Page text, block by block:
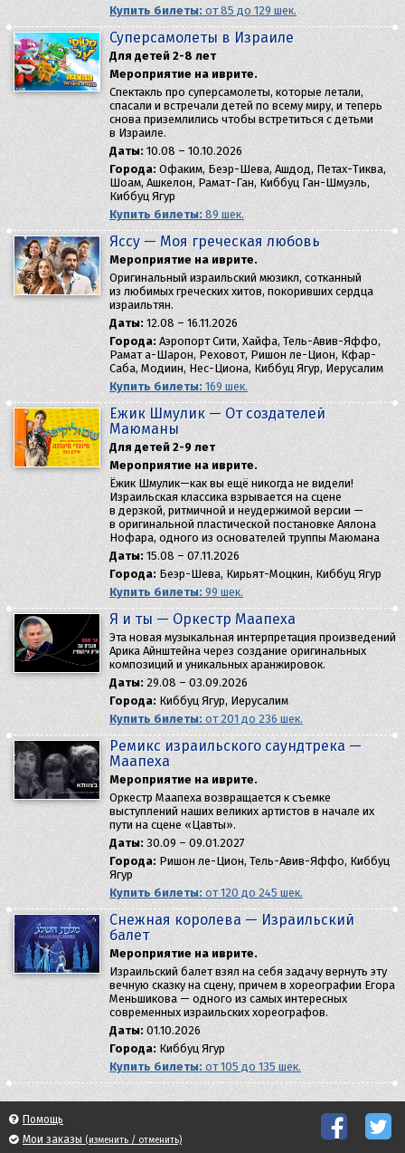
Купить билеты: от 85 до 129 шек.
Суперсамолеты в Израиле
Для детей 2-8 лет
Мероприятие на иврите.
Спектакль про суперсамолеты, которые летали,
спасали и встречали детей по всему миру, и теперь
снова приземлились чтобы встретиться с детьми
в Израиле.
Даты: 10.08 – 10.10.2026
Города: Офаким, Беэр-Шева, Ашдод, Петах-Тиква,
Шоам, Ашкелон, Рамат-Ган, Киббуц Ган-Шмуэль,
Киббуц Ягур
Купить билеты: 89 шек.
Яссу — Моя греческая любовь
Мероприятие на иврите.
Оригинальный израильский мюзикл, сотканный
из любимых греческих хитов, покоривших сердца
израильтян.
Даты: 12.08 – 16.11.2026
Города: Аэропорт Сити, Хайфа, Тель-Авив-Яффо,
Рамат а-Шарон, Реховот, Ришон ле-Цион, Кфар-
Саба, Модиин, Нес-Циона, Киббуц Ягур, Иерусалим
Купить билеты: 169 шек.
Ёжик Шмулик — От создателей
Маюманы
Для детей 2-9 лет
Мероприятие на иврите.
Ёжик Шмулик—как вы ещё никогда не видели!
Израильская классика взрывается на сцене
в дерзкой, ритмичной и неудержимой версии —
в оригинальной пластической постановке Аялона
Нофара, одного из основателей труппы Маюмана
Даты: 15.08 – 07.11.2026
Города: Беэр-Шева, Кирьят-Моцкин, Киббуц Ягур
Купить билеты: 99 шек.
Я и ты — Оркестр Маапеха
Эта новая музыкальная интерпретация произведений
Арика Айнштейна через создание оригинальных
композиций и уникальных аранжировок.
Даты: 29.08 – 03.09.2026
Города: Киббуц Ягур, Иерусалим
Купить билеты: от 201 до 236 шек.
Ремикс израильского саундтрека —
Маапеха
Мероприятие на иврите.
Оркестр Маапеха возвращается к съемке
выступлений наших великих артистов в начале их
пути на сцене «Цавты».
Даты: 30.09 – 09.01.2027
Города: Ришон ле-Цион, Тель-Авив-Яффо, Киббуц
Ягур
Купить билеты: от 120 до 245 шек.
Снежная королева — Израильский
балет
Мероприятие на иврите.
Израильский балет взял на себя задачу вернуть эту
вечную сказку на сцену, причем в хореографии Егора
Меньшикова — одного из самых интересных
современных израильских хореографов.
Даты: 01.10.2026
Города: Киббуц Ягур
Купить билеты: от 105 до 135 шек.
Помощь
Мои заказы (изменить / отменить)